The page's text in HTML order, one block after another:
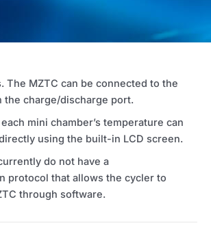
The MZTC can be connected to the
the charge/discharge port.
each mini chamber’s temperature can
using the built-in LCD screen.
do not have a
protocol that allows the cycler to
through software.